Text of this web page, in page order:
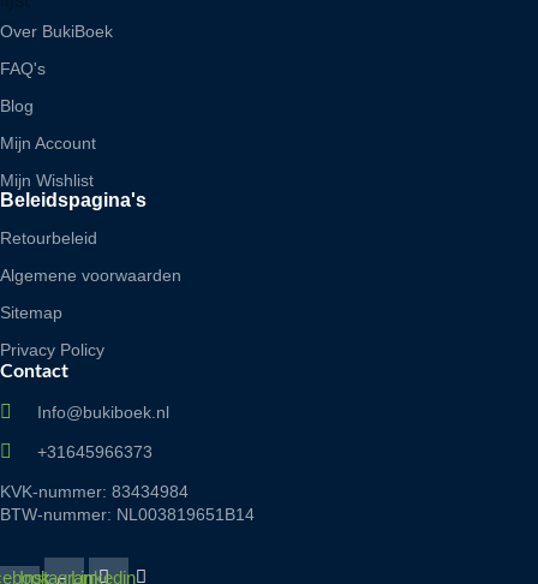
Over BukiBoek
FAQ's
Blog
Mijn Account
Mijn Wishlist
Beleidspagina's
Retourbeleid
Algemene voorwaarden
Sitemap
Privacy Policy
Contact
Info@bukiboek.nl
+31645966373
KVK-nummer: 83434984
BTW-nummer: NL003819651B14
InstagramLinkedin